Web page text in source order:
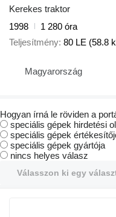
Kerekes traktor
1998
1 280 óra
Teljesítmény 80 LE (58.8
Magyarország
Hogyan írná le röviden a
speciális gépek hirdetési
speciális gépek
speciális gépek gyártója
nincs helyes válasz
Válasszon ki egy